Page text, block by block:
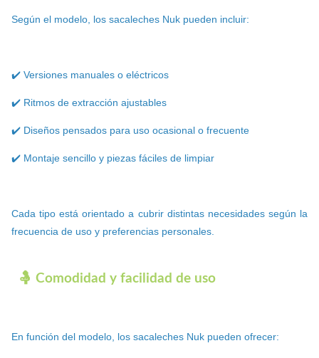
Según el modelo, los sacaleches Nuk pueden incluir:
✔️ Versiones manuales o eléctricos
✔️ Ritmos de extracción ajustables
✔️ Diseños pensados para uso ocasional o frecuente
✔️ Montaje sencillo y piezas fáciles de limpiar
Cada tipo está orientado a cubrir distintas necesidades según la
frecuencia de uso y preferencias personales.
🤱 Comodidad y facilidad de uso
En función del modelo, los sacaleches Nuk pueden ofrecer: